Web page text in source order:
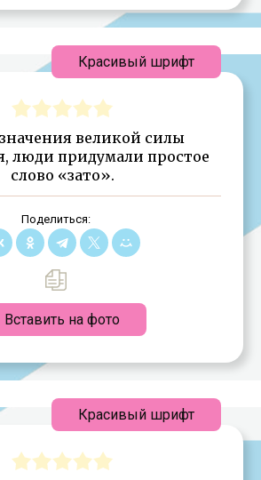
великой силы
люди придумали простое
слово «зато».
Поделиться:
Вставить на фото
Красивый шрифт
Красивый шрифт